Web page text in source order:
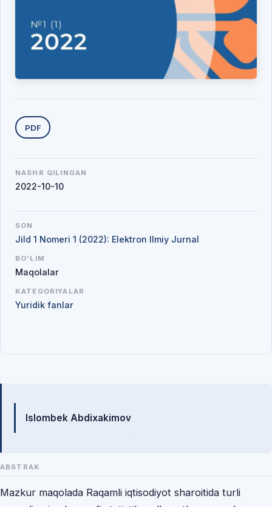
Mualliflar
Islombek Abdixakimov
ABSTRAK
Mazkur maqolada Raqamli iqtisodiyot sharoitida turli
Yuklab olishlar
PDF
NASHR QILINGAN
2022-10-10
SON
Jild 1 Nomeri 1 (2022): Elektron Ilmiy Jurnal
BO'LIM
Maqolalar
KATEGORIYALAR
Yuridik fanlar